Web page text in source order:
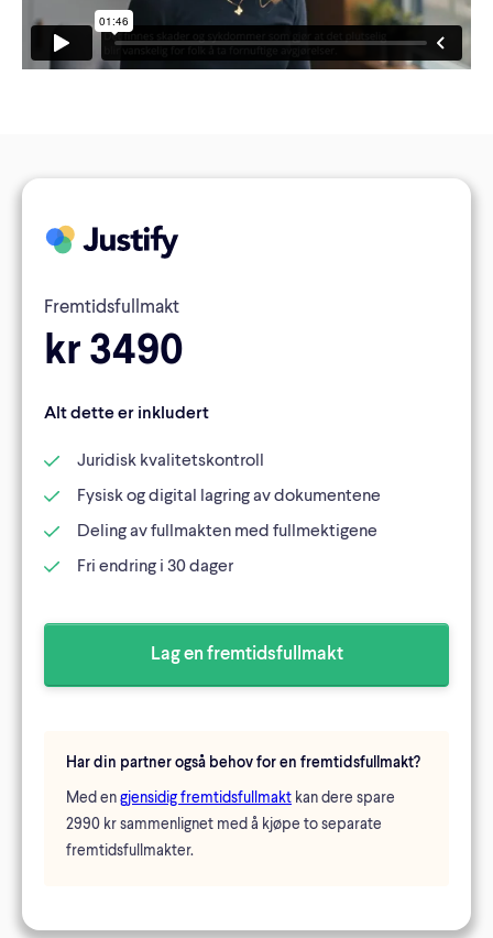
Fremtidsfullmakt
kr 3490
Alt dette er inkludert
Juridisk kvalitetskontroll
Fysisk og digital lagring av dokumentene
Deling av fullmakten med fullmektigene
Fri endring i 30 dager
Lag en fremtidsfullmakt
Har din partner også behov for en fremtidsfullmakt?
Med en gjensidig fremtidsfullmakt kan dere spare
2990 kr sammenlignet med å kjøpe to separate
fremtidsfullmakter.